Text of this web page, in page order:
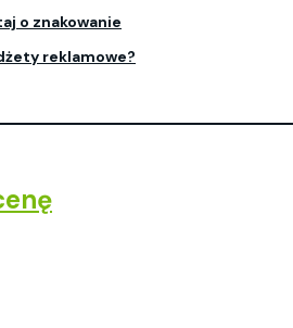
o znakowanie
reklamowe?